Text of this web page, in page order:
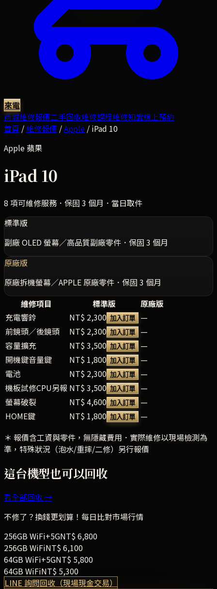
來電
商城維修報價二手回收維修課程維修知識線上預約
首頁 /維修報價 /Apple / iPad 10
Apple 蘋果
iPad 10
8 項可維修服務．保固 3 個月．當日取件
標準版
副廠 OLED 螢幕／高品質副廠零件．保固 3 個月
原廠版
原廠拆機螢幕／APPLE 原廠零件．保固 3 個月
維修項目
標準版
原廠版
充電響鈴
NT$ 2,300 加入訂單
—
前鏡頭／後鏡頭
NT$ 2,300 加入訂單
—
容量擴充
NT$ 3,500 加入訂單
—
開機鍵音量鍵
NT$ 1,800 加入訂單
—
電池
NT$ 2,300 加入訂單
—
機板試修CPU另報 NT$ 3,500 加入訂單
—
螢幕破裂
NT$ 4,600 加入訂單
—
HOME鍵
NT$ 1,800 加入訂單
—
＊ 報價含工資與零件，無隱藏費用．實際維修以現場檢測為
準，特殊狀況（泡水/重摔/二修）另行報價
這台機型也可以回收
看全部回收 →
不修了？換錢更划算！每日比對市場行情
256GBWiFi+5GNT$6,800
256GBWiFiNT$6,100
64GBWiFi+5GNT$ 5,800
64GBWiFiNT$ 5,300
LINE 詢問回收（現場現金交易）